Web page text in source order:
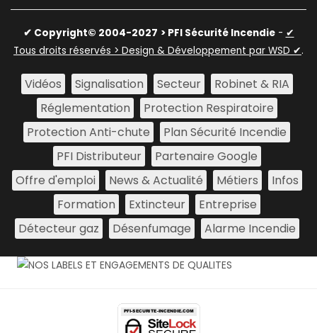
✔ Copyright© 2004-2027 > PFI Sécurité Incendie- ✔
Tous droits réservés > Design & Développement par WSD ✔.
Vidéos Signalisation Secteur
Robinet & RIA
Réglementation
Protection Respiratoire
Protection Anti-chute
Plan Sécurité Incendie
PFI Distributeur
Partenaire Google
Offre d'emploi
News & Actualité Métiers
Infos
Formation
Extincteur
Entreprise
Détecteur gaz
Désenfumage Alarme Incendie